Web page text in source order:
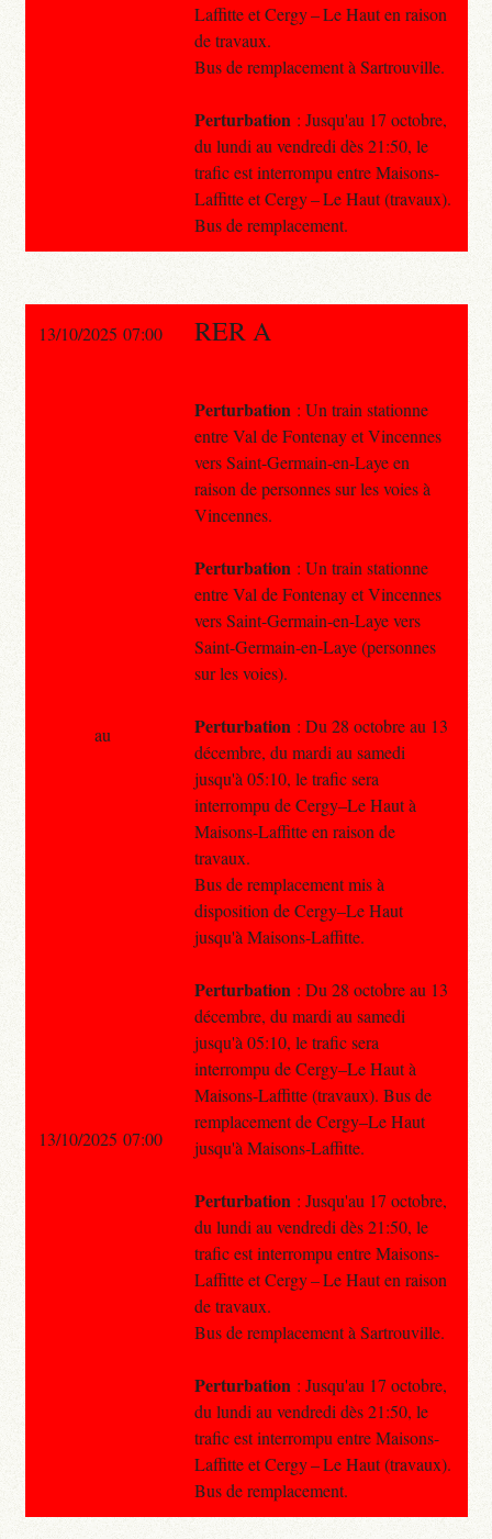
Laffitte et Cergy – Le Haut en raison
de travaux.
Bus de remplacement à Sartrouville.
Perturbation : Jusqu'au 17 octobre,
du lundi au vendredi dès 21:50, le
trafic est interrompu entre Maisons-
Laffitte et Cergy – Le Haut (travaux).
Bus de remplacement.
13/10/2025 07:00 RER A
Perturbation : Un train stationne
entre Val de Fontenay et Vincennes
vers Saint-Germain-en-Laye en
raison de personnes sur les voies à
Vincennes.
Perturbation : Un train stationne
entre Val de Fontenay et Vincennes
vers Saint-Germain-en-Laye vers
Saint-Germain-en-Laye (personnes
sur les voies).
Perturbation : Du 28 octobre au 13
décembre, du mardi au samedi
jusqu'à 05:10, le trafic sera
interrompu de Cergy–Le Haut à
Maisons-Laffitte en raison de
travaux.
Bus de remplacement mis à
disposition de Cergy–Le Haut
jusqu'à Maisons-Laffitte.
Perturbation : Du 28 octobre au 13
décembre, du mardi au samedi
jusqu'à 05:10, le trafic sera
interrompu de Cergy–Le Haut à
Maisons-Laffitte (travaux). Bus de
remplacement de Cergy–Le Haut
jusqu'à Maisons-Laffitte.
Perturbation : Jusqu'au 17 octobre,
du lundi au vendredi dès 21:50, le
trafic est interrompu entre Maisons-
Laffitte et Cergy – Le Haut en raison
de travaux.
Bus de remplacement à Sartrouville.
Perturbation : Jusqu'au 17 octobre,
du lundi au vendredi dès 21:50, le
trafic est interrompu entre Maisons-
Laffitte et Cergy – Le Haut (travaux).
Bus de remplacement.
au
13/10/2025 07:00